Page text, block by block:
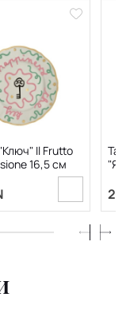
Il Frutto
16,5 см